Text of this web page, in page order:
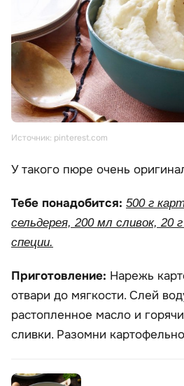
Источник: pinterest.com
У такого пюре очень
Тебе понадобится: 500 г
сельдерея, 200 мл сливок, 20
специи.
Приготовление: Нарежь
отвари до мягкости. Слей
растопленное масло и
сливки. Разомни